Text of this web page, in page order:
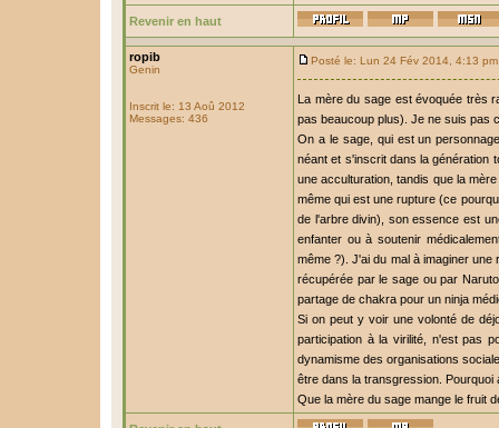
Revenir en haut
ropib
Genin
Inscrit le: 13 Aoû 2012
Messages: 436
Posté le: Lun 24 Fév 2014, 4:13 pm
La mère du sage est évoquée très
pas beaucoup plus). Je ne suis pas
On a le sage, qui est un
néant et s'inscrit dans la génération
une acculturation, tandis que la
même qui est une rupture (ce
de l'arbre divin), son essence est
enfanter ou à soutenir
même ?). J'ai du mal à imaginer une
récupérée par le sage ou par
partage de chakra pour un ninja
Si on peut y voir une volonté de
participation à la virilité, n'est pas
dynamisme des organisations
être dans la transgression.
Que la mère du sage mange le fruit